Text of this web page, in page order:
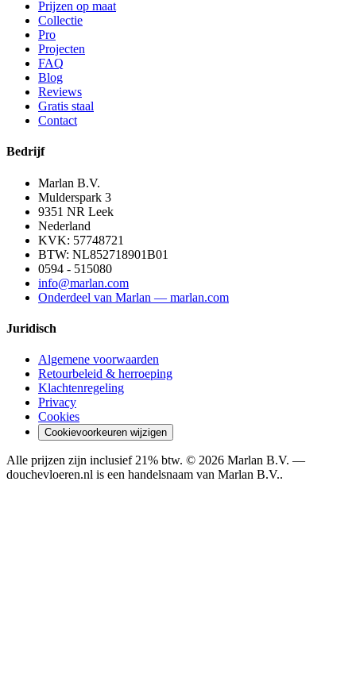
Prijzen op maat
Collectie
Pro
Projecten
FAQ
Blog
Reviews
Gratis staal
Contact
Bedrijf
Marlan B.V.
Mulderspark 3
9351 NR Leek
Nederland
KVK: 57748721
BTW: NL852718901B01
0594 - 515080
info@marlan.com
Onderdeel van Marlan — marlan.com
Juridisch
Algemene voorwaarden
Retourbeleid & herroeping
Klachtenregeling
Privacy
Cookies
Cookievoorkeuren wijzigen
Alle prijzen zijn inclusief 21% btw. © 2026 Marlan B.V. —
douchevloeren.nl is een handelsnaam van Marlan B.V..